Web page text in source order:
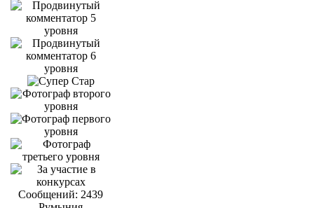
Сообщений: 2439